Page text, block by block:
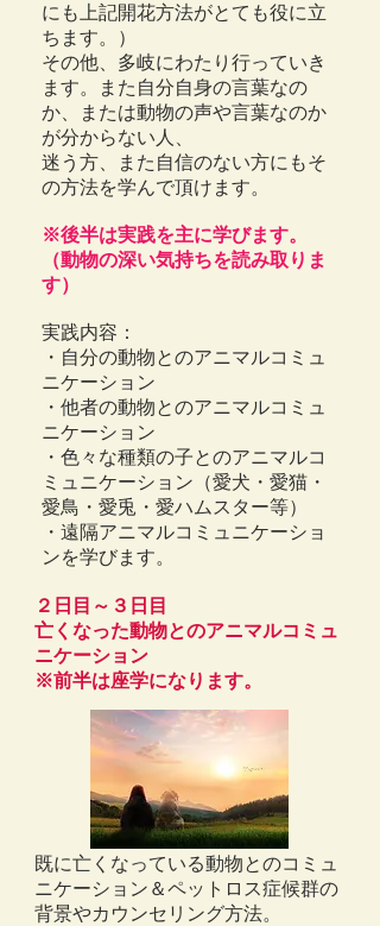
にも上記開花方法がとても役に立
ちます。）
その他、多岐にわたり行っていき
ます。また自分自身の言葉なの
か、または動物の声や言葉なのか
が分からない人、
迷う方、また自信のない方にもそ
の方法を学んで頂けます。
※後半は実践を主に学びます。
（動物の深い気持ちを読み取りま
す）
実践内容：
・自分の動物とのアニマルコミュ
ニケーション
・他者の動物とのアニマルコミュ
ニケーション
・色々な種類の子とのアニマルコ
ミュニケーション （愛犬・愛猫・
愛鳥・愛兎・愛ハムスター等）
・遠隔アニマルコミュニケーショ
ンを学びます。
２日目～３日目
亡くなった動物とのアニマルコミュ
ニケーション
※前半は座学になります。
既に亡くなっている動物とのコミュ
ニケーション＆ペットロス症候群の
背景やカウンセリング方法。